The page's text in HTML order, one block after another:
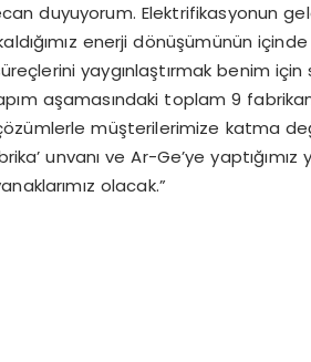
duyuyorum. Elektrifikasyonun
enerji dönüşümünün
yaygınlaştırmak benim
aşamasındaki toplam 9
müşterilerimize katma
unvanı ve Ar-Ge’ye
olacak.”